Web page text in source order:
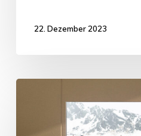
22. Dezember 2023